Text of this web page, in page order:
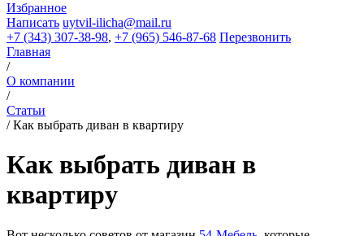
Избранное
Написать uytvil-ilicha@mail.ru
+7 (343) 307-38-98, +7 (965) 546-87-68 Перезвонить
Главная
/
О компании
/
Статьи
/Как выбрать диван в квартиру
Как выбрать диван в
квартиру